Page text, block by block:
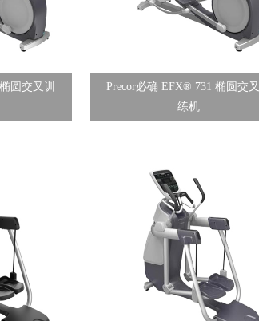
圆交叉训
Precor必确 EFX® 731 椭圆交
练机